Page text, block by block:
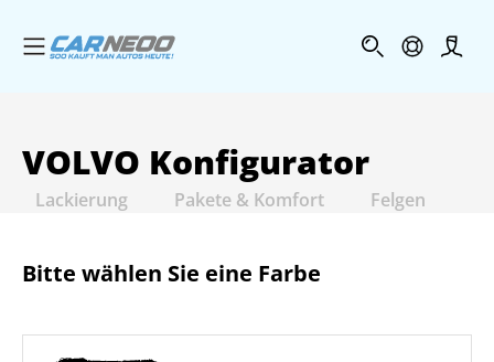
Menü öffnen
VOLVO Konfigurator
Lackierung Pakete & Komfort Felgen
Bitte wählen Sie eine Farbe